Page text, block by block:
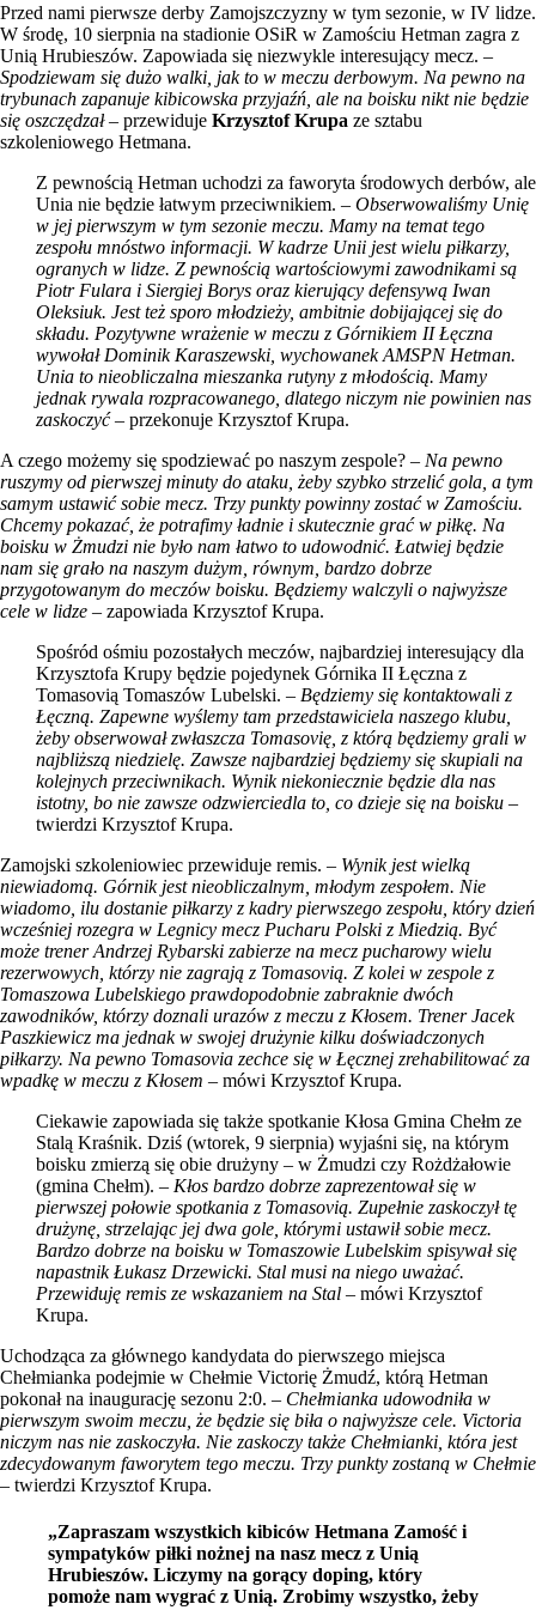
Przed nami pierwsze derby Zamojszczyzny w tym sezonie, w IV lidze.
W środę, 10 sierpnia na stadionie OSiR w Zamościu Hetman zagra z
Unią Hrubieszów. Zapowiada się niezwykle interesujący mecz. –
Spodziewam się dużo walki, jak to w meczu derbowym. Na pewno na
trybunach zapanuje kibicowska przyjaźń, ale na boisku nikt nie będzie
się oszczędzał– przewiduje Krzysztof Krupa ze sztabu
szkoleniowego Hetmana.
Z pewnością Hetman uchodzi za faworyta środowych derbów, ale
Unia nie będzie łatwym przeciwnikiem. – Obserwowaliśmy Unię
w jej pierwszym w tym sezonie meczu. Mamy na temat tego
zespołu mnóstwo informacji. W kadrze Unii jest wielu piłkarzy,
ogranych w lidze. Z pewnością wartościowymi zawodnikami są
Piotr Fulara i Siergiej Borys oraz kierujący defensywą Iwan
Oleksiuk. Jest też sporo młodzieży, ambitnie dobijającej się do
składu. Pozytywne wrażenie w meczu z Górnikiem II Łęczna
wywołał Dominik Karaszewski, wychowanek AMSPN Hetman.
Unia to nieobliczalna mieszanka rutyny z młodością. Mamy
jednak rywala rozpracowanego, dlatego niczym nie powinien nas
zaskoczyć– przekonuje Krzysztof Krupa.
A czego możemy się spodziewać po naszym zespole? – Na pewno
ruszymy od pierwszej minuty do ataku, żeby szybko strzelić gola, a tym
samym ustawić sobie mecz. Trzy punkty powinny zostać w Zamościu.
Chcemy pokazać, że potrafimy ładnie i skutecznie grać w piłkę. Na
boisku w Żmudzi nie było nam łatwo to udowodnić. Łatwiej będzie
nam się grało na naszym dużym, równym, bardzo dobrze
przygotowanym do meczów boisku. Będziemy walczyli o najwyższe
cele w lidze – zapowiada Krzysztof Krupa.
Spośród ośmiu pozostałych meczów, najbardziej interesujący dla
Krzysztofa Krupy będzie pojedynek Górnika II Łęczna z
Tomasovią Tomaszów Lubelski. – Będziemy się kontaktowali z
Łęczną. Zapewne wyślemy tam przedstawiciela naszego klubu,
żeby obserwował zwłaszcza Tomasovię, z którą będziemy grali w
najbliższą niedzielę. Zawsze najbardziej będziemy się skupiali na
kolejnych przeciwnikach. Wynik niekoniecznie będzie dla nas
istotny, bo nie zawsze odzwierciedla to, co dzieje się na boisku –
twierdzi Krzysztof Krupa.
Zamojski szkoleniowiec przewiduje remis. – Wynik jest wielką
niewiadomą. Górnik jest nieobliczalnym, młodym zespołem. Nie
wiadomo, ilu dostanie piłkarzy z kadry pierwszego zespołu, który dzień
wcześniej rozegra w Legnicy mecz Pucharu Polski z Miedzią. Być
może trener Andrzej Rybarski zabierze na mecz pucharowy wielu
rezerwowych, którzy nie zagrają z Tomasovią. Z kolei w zespole z
Tomaszowa Lubelskiego prawdopodobnie zabraknie dwóch
zawodników, którzy doznali urazów z meczu z Kłosem. Trener Jacek
Paszkiewicz ma jednak w swojej drużynie kilku doświadczonych
piłkarzy. Na pewno Tomasovia zechce się w Łęcznej zrehabilitować za
wpadkę w meczu z Kłosem – mówi Krzysztof Krupa.
Ciekawie zapowiada się także spotkanie Kłosa Gmina Chełm ze
Stalą Kraśnik. Dziś (wtorek, 9 sierpnia) wyjaśni się, na którym
boisku zmierzą się obie drużyny – w Żmudzi czy Rożdżałowie
(gmina Chełm). – Kłos bardzo dobrze zaprezentował się w
pierwszej połowie spotkania z Tomasovią. Zupełnie zaskoczył tę
drużynę, strzelając jej dwa gole, którymi ustawił sobie mecz.
Bardzo dobrze na boisku w Tomaszowie Lubelskim spisywał się
napastnik Łukasz Drzewicki. Stal musi na niego uważać.
Przewiduję remis ze wskazaniem na Stal – mówi Krzysztof
Krupa.
Uchodząca za głównego kandydata do pierwszego miejsca
Chełmianka podejmie w Chełmie Victorię Żmudź, którą Hetman
pokonał na inaugurację sezonu 2:0. – Chełmianka udowodniła w
pierwszym swoim meczu, że będzie się biła o najwyższe cele. Victoria
niczym nas nie zaskoczyła. Nie zaskoczy także Chełmianki, która jest
zdecydowanym faworytem tego meczu. Trzy punkty zostaną w Chełmie
– twierdzi Krzysztof Krupa.
„Zapraszam wszystkich kibiców Hetmana Zamość i
sympatyków piłki nożnej na nasz mecz z Unią
Hrubieszów. Liczymy na gorący doping, który
pomoże nam wygrać z Unią. Zrobimy wszystko, żeby